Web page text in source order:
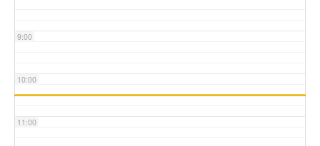
9:00
10:00
11:00